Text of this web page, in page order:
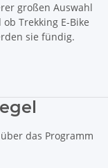
großen Auswahl
ob Trekking E-Bike
sie fündig.
das Programm